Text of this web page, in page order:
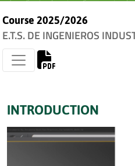
Course 2025/2026
E.T.S. DE INGENIEROS
INTRODUCTION